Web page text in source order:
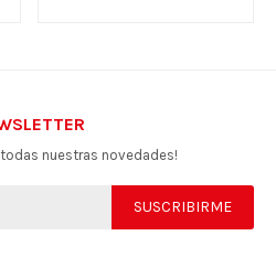
nuestras novedades!
SUSCRIBIRME